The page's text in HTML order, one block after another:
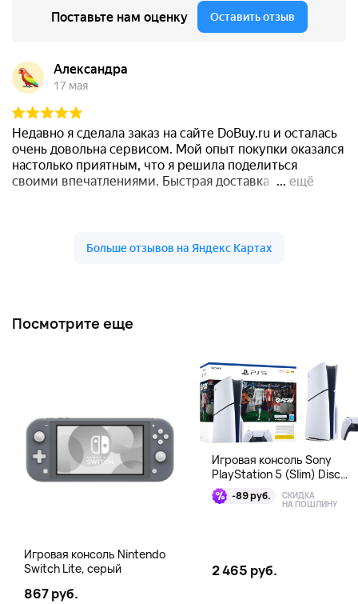
Посмотрите еще
Игровая консоль Nintendo
Switch Lite, серый
867 руб.
Игровая консоль Sony
PlayStation 5 (Slim) Disc
Edition + EA Sports FC 26
Bundle-89 руб. СКИДКА
НА ПОШЛИНУ
2 465 руб.